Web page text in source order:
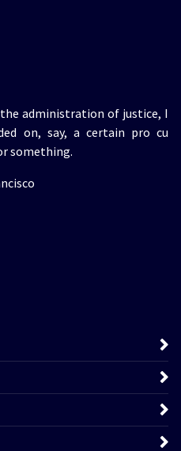
administration of justice, I
on, say, a certain pro cu
something.